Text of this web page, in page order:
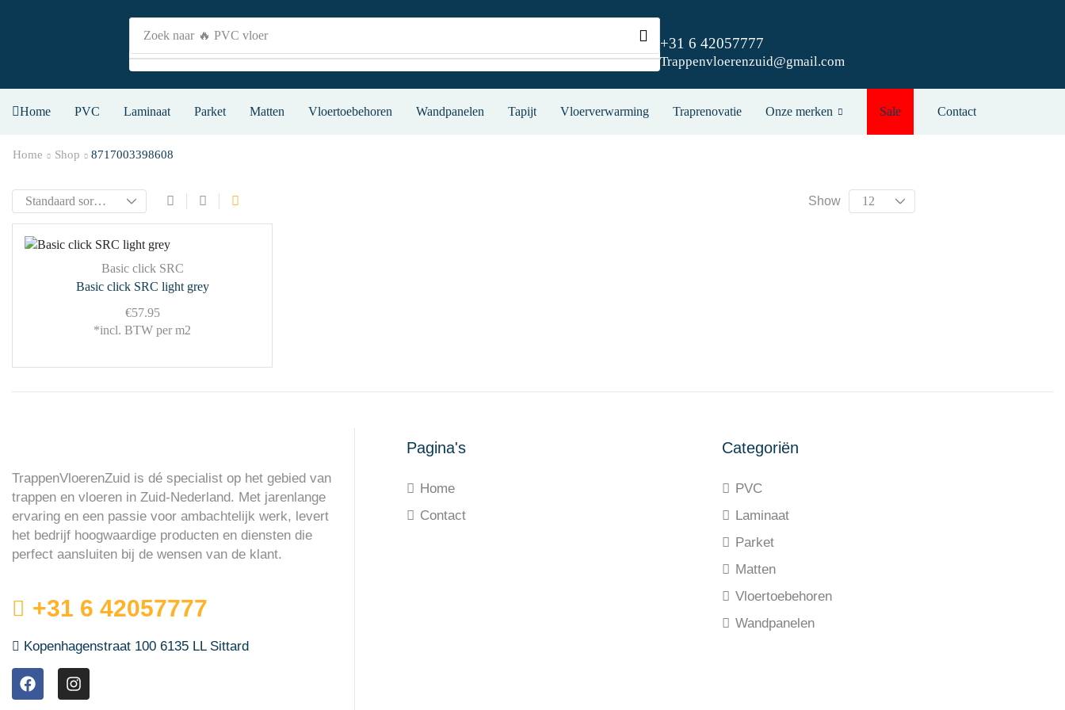
Zoek naar 🔥 PVC vloer +31 6 42057777
Trappenvloerenzuid@gmail.com
Home PVC Laminaat Parket Matten Vloertoebehoren Wandpanelen Tapijt Vloerverwarming Traprenovatie Onze merken Sale Contact
Home Shop 8717003398608
Show
Basic click SRC
Basic click SRC light grey
€57.95
*incl. BTW per m2
TrappenVloerenZuid is dé specialist op het gebied van
trappen en vloeren in Zuid-Nederland. Met jarenlange
ervaring en een passie voor ambachtelijk werk, levert
het bedrijf hoogwaardige producten en diensten die
perfect aansluiten bij de wensen van de klant.
+31 6 42057777
Kopenhagenstraat 100 6135 LL Sittard
Pagina's
Home
Contact
Categoriën
PVC
Laminaat
Parket
Matten
Vloertoebehoren
Wandpanelen